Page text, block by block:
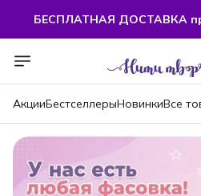
БЕСПЛАТНАЯ ДОСТАВКА
БЕСПЛАТНАЯ ДОСТАВКА
АкцииБестселлерыНовинкиВсе